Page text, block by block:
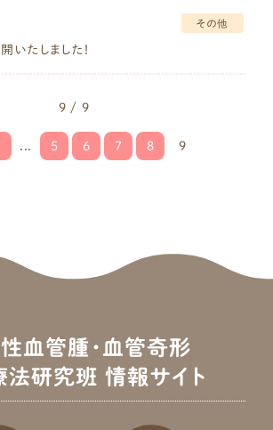
について
役立ちコンテンツ
サイトマップ
語集
©2023 難治性血管腫・血管奇形 薬物療法研究班.
その他
いたしました！
9 / 9
... 5 6 7 8 9
血管腫・血管奇形
法研究班 情報サイト